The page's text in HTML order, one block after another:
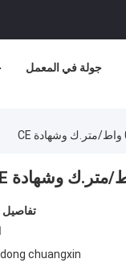
جولة في المعمل
تفاصيل
chuangxin